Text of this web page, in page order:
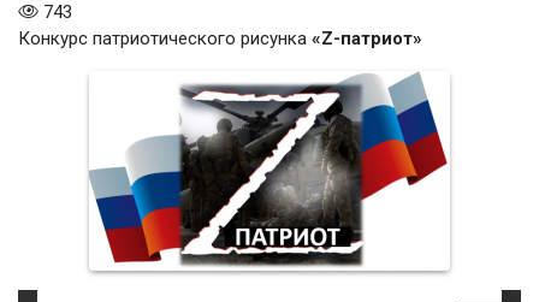
743
Конкурс патриотического рисунка «Z-патриот»